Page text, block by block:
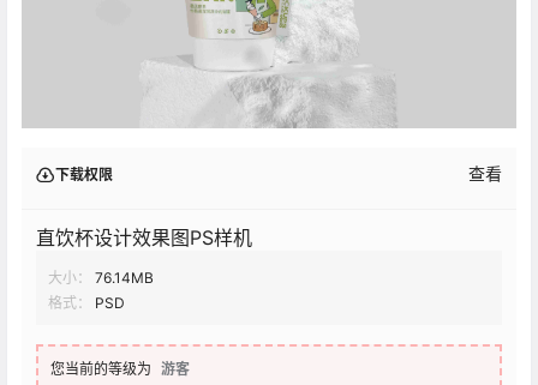
下载权限 查看
直饮杯设计效果图PS样机
大小：
76.14MB
格式：
PSD
您当前的等级为 游客